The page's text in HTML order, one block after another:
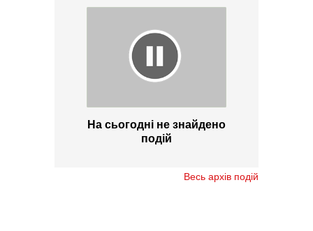
На сьогодні не знайдено
подій
Весь архів подій